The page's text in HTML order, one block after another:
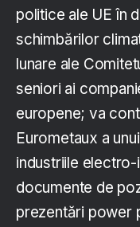
politice ale UE în
schimbărilor
lunare ale
seniori ai
europene; va
Eurometaux a
industriile
documente de
prezentări power